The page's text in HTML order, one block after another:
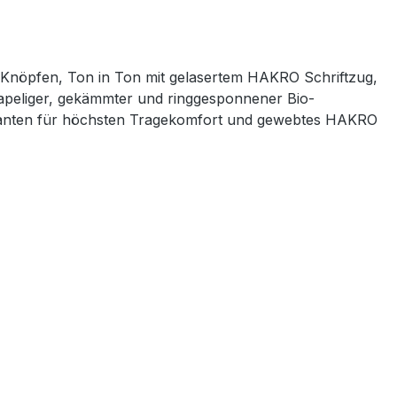
Ton in Ton mit gelasertem HAKRO Schriftzug,
gekämmter und ringgesponnener Bio-
für höchsten Tragekomfort und gewebtes HAKRO